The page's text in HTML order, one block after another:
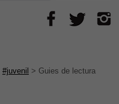
#juvenil > Guies de lectura